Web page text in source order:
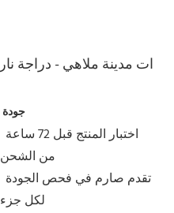
جودة
من الشحن
لكل جزء